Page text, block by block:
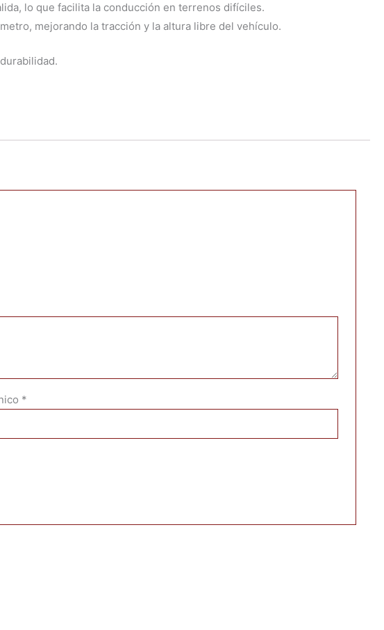
lo que facilita la conducción en terrenos difíciles.
mejorando la tracción y la altura libre del vehículo.
*